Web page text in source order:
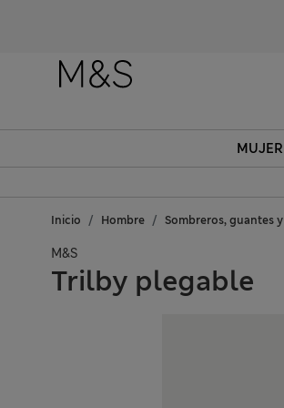
MUJER
Inicio Hombre Sombreros, guantes
M&S
Trilby plegable